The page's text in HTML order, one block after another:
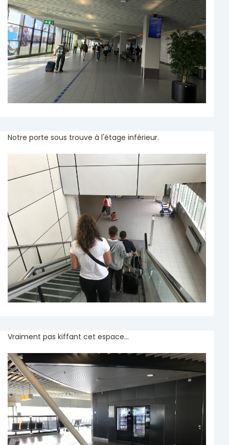
Notre porte sous trouve à l'étage inférieur.
Vraiment pas kiffant cet espace...